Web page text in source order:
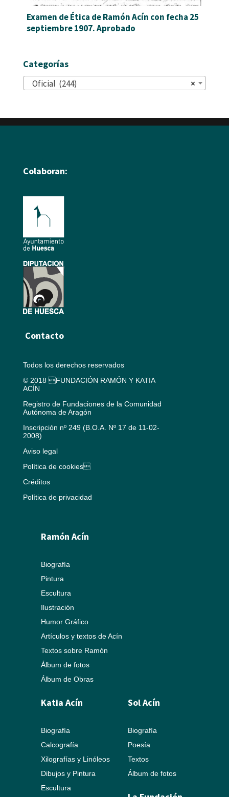
Examen de Ética de Ramón Acín con fecha 25
septiembre 1907. Aprobado
Categorías
×
Oficial (244)
Colaboran:
Contacto
Todos los derechos reservados
© 2018 FUNDACIÓN RAMÓN Y KATIA
ACÍN
Registro de Fundaciones de la Comunidad
Autónoma de Aragón
Inscripción nº 249 (B.O.A. Nº 17 de 11-02-
2008)
Aviso legal
Política de cookies
Créditos
Política de privacidad
Ramón Acín
Biografía
Pintura
Escultura
Ilustración
Humor Gráfico
Artículos y textos de Acín
Textos sobre Ramón
Álbum de fotos
Álbum de Obras
Katia Acín
Biografía
Calcografía
Xilografías y Linóleos
Dibujos y Pintura
Escultura
Sol Acín
Biografía
Poesía
Textos
Álbum de fotos